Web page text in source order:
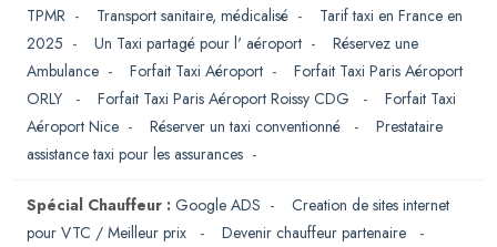
TPMR - Transport sanitaire, médicalisé - Tarif taxi en France en
2025 - Un Taxi partagé pour l' aéroport - Réservez une
Ambulance - Forfait Taxi Aéroport - Forfait Taxi Paris Aéroport
ORLY
- Forfait Taxi Paris Aéroport Roissy CDG - Forfait Taxi
Aéroport Nice - Réserver un taxi conventionné - Prestataire
assistance taxi pour les assurances -
Spécial Chauffeur : Google ADS - Creation de sites internet
pour VTC / Meilleur prix
- Devenir chauffeur partenaire
-